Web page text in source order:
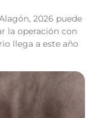
2026 puede
la operación con
llega a este año